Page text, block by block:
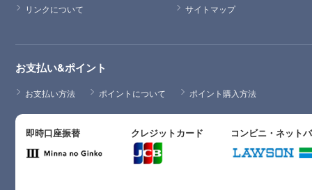
リンクについて
サイトマップ
お支払い&ポイント
お支払い方法 ポイントについて ポイント購入方法
即時口座振替 クレジットカード コンビニ・ネット